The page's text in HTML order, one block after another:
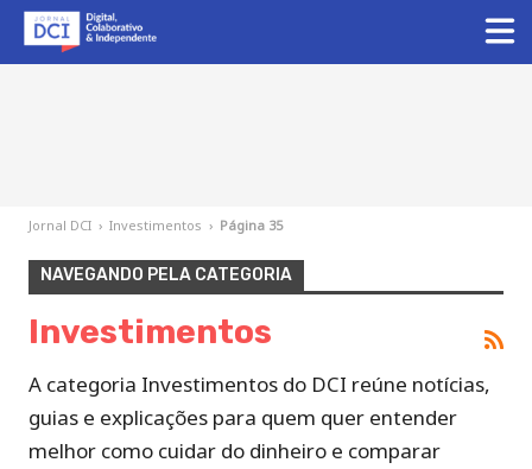
Jornal DCI › Investimentos › Página 35
NAVEGANDO PELA CATEGORIA
Investimentos
A categoria Investimentos do DCI reúne notícias,
guias e explicações para quem quer entender
melhor como cuidar do dinheiro e comparar